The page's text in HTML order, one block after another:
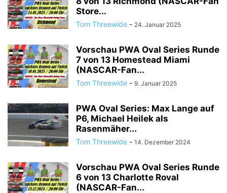
Store...
Tom Threewide - 24. Januar 2025
Vorschau PWA Oval Series Runde
7 von 13 Homestead Miami
(NASCAR-Fan...
Tom Threewide - 9. Januar 2025
PWA Oval Series: Max Lange auf
P6, Michael Heilek als
Rasenmäher...
Tom Threewide - 14. Dezember 2024
Vorschau PWA Oval Series Runde
6 von 13 Charlotte Roval
(NASCAR-Fan...